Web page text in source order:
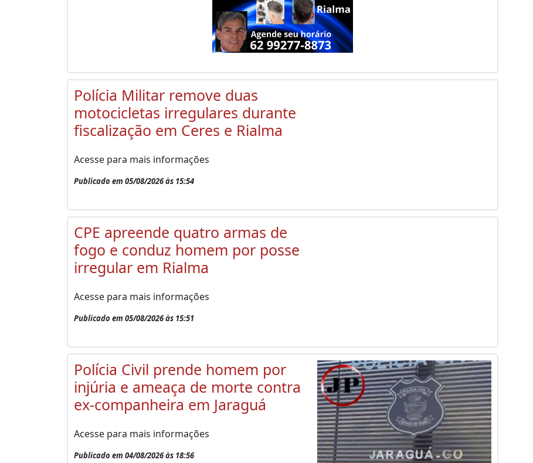
Polícia Militar remove duas
motocicletas irregulares durante
fiscalização em Ceres e Rialma
Acesse para mais informações
Publicado em 05/08/2026 às 15:54
CPE apreende quatro armas de
fogo e conduz homem por posse
irregular em Rialma
Acesse para mais informações
Publicado em 05/08/2026 às 15:51
Polícia Civil prende homem por
injúria e ameaça de morte contra
ex-companheira em Jaraguá
Acesse para mais informações
Publicado em 04/08/2026 às 18:56